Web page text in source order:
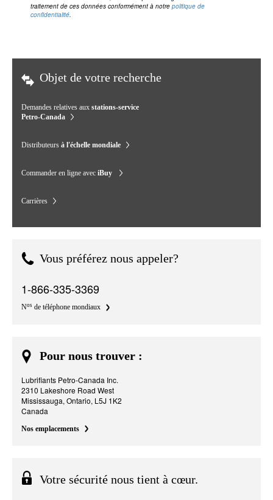
traitement de ces données conformément à notre politique de
confidentialité.
Objet de votre recherche
Demandes relatives aux stations-service
Petro-Canada
Distributeurs à l'échelle mondiale
Commander en ligne avec iBuy
Carrières
Vous préférez nous appeler?
1-866-335-3369
Nos de téléphone mondiaux
Pour nous trouver :
Lubrifiants Petro-Canada Inc.
2310 Lakeshore Road West
Mississauga, Ontario, L5J 1K2
Canada
Nos emplacements
Votre sécurité nous tient à cœur.